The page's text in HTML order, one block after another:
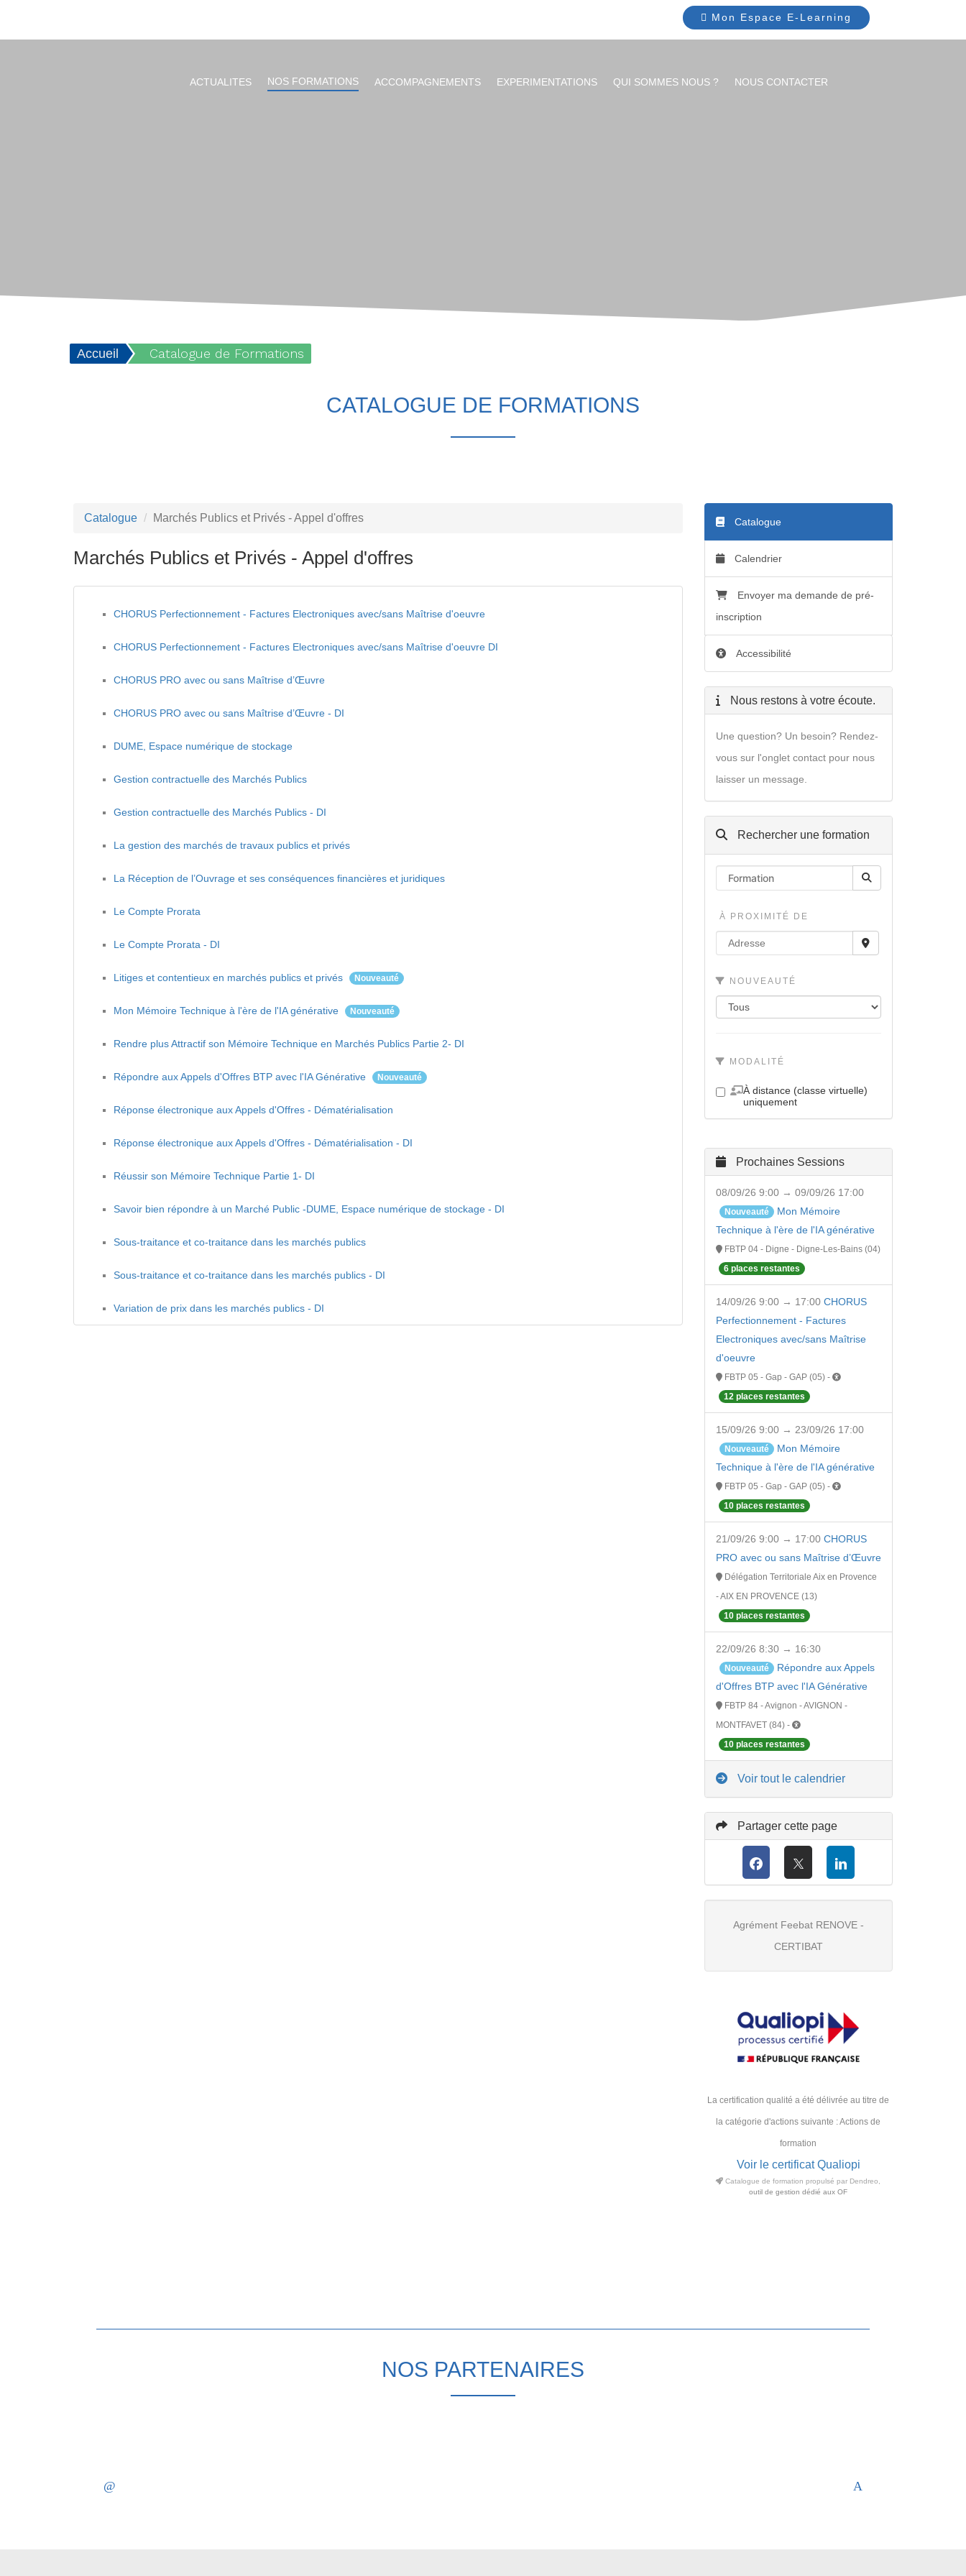
Mon Espace E-Learning
ACTUALITES NOS FORMATIONS ACCOMPAGNEMENTS EXPERIMENTATIONS QUI SOMMES NOUS ? NOUS CONTACTER
Accueil Catalogue de Formations
CATALOGUE DE FORMATIONS
Catalogue Marchés Publics et Privés - Appel d'offres
Marchés Publics et Privés - Appel d'offres
CHORUS Perfectionnement - Factures Electroniques avec/sans Maîtrise d'oeuvre
CHORUS Perfectionnement - Factures Electroniques avec/sans Maîtrise d'oeuvre DI
CHORUS PRO avec ou sans Maîtrise d’Œuvre
CHORUS PRO avec ou sans Maîtrise d’Œuvre - DI
DUME, Espace numérique de stockage
Gestion contractuelle des Marchés Publics
Gestion contractuelle des Marchés Publics - DI
La gestion des marchés de travaux publics et privés
La Réception de l’Ouvrage et ses conséquences financières et juridiques
Le Compte Prorata
Le Compte Prorata - DI
Litiges et contentieux en marchés publics et privés Nouveauté
Mon Mémoire Technique à l'ère de l'IA générative Nouveauté
Rendre plus Attractif son Mémoire Technique en Marchés Publics Partie 2- DI
Répondre aux Appels d'Offres BTP avec l'IA Générative Nouveauté
Réponse électronique aux Appels d'Offres - Dématérialisation
Réponse électronique aux Appels d'Offres - Dématérialisation - DI
Réussir son Mémoire Technique Partie 1- DI
Savoir bien répondre à un Marché Public -DUME, Espace numérique de stockage - DI
Sous-traitance et co-traitance dans les marchés publics
Sous-traitance et co-traitance dans les marchés publics - DI
Variation de prix dans les marchés publics - DI
Catalogue
Calendrier
Envoyer ma demande de pré-
inscription
Accessibilité
Nous restons à votre écoute.
Une question? Un besoin? Rendez-
vous sur l'onglet contact pour nous
laisser un message.
Rechercher une formation
À PROXIMITÉ DE
NOUVEAUTÉ
MODALITÉ
À distance (classe virtuelle)
uniquement
Prochaines Sessions
08/09/26 9:00 → 09/09/26 17:00
Nouveauté
Mon Mémoire
Technique à l'ère de l'IA générative
FBTP 04 - Digne - Digne-Les-Bains (04)
6 places restantes
14/09/26 9:00 → 17:00 CHORUS
Perfectionnement - Factures
Electroniques avec/sans Maîtrise
d'oeuvre
FBTP 05 - Gap - GAP (05) -
12 places restantes
15/09/26 9:00 → 23/09/26 17:00
Nouveauté
Mon Mémoire
Technique à l'ère de l'IA générative
FBTP 05 - Gap - GAP (05) -
10 places restantes
21/09/26 9:00 → 17:00 CHORUS
PRO avec ou sans Maîtrise d’Œuvre
Délégation Territoriale Aix en Provence
- AIX EN PROVENCE (13)
10 places restantes
22/09/26 8:30 → 16:30
Nouveauté
Répondre aux Appels
d'Offres BTP avec l'IA Générative
FBTP 84 - Avignon - AVIGNON -
MONTFAVET (84) -
10 places restantes
Voir tout le calendrier
Partager cette page
Agrément Feebat RENOVE -
CERTIBAT
La certification qualité a été délivrée au titre de
la catégorie d'actions suivante : Actions de
formation
Voir le certificat Qualiopi
Catalogue de formation propulsé par Dendreo,
outil de gestion dédié aux OF
NOS PARTENAIRES